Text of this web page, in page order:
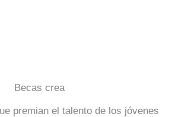
Becas crea
premian el talento de los jóvenes